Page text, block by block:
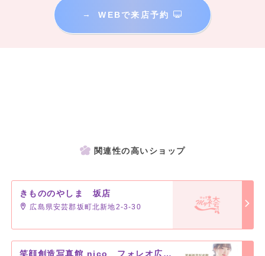
→ WEBで来店予約
関連性の高いショップ
きもののやしま 坂店
広島県安芸郡坂町北新地2-3-30
笑顔創造写真館 nico フォレオ広島東店